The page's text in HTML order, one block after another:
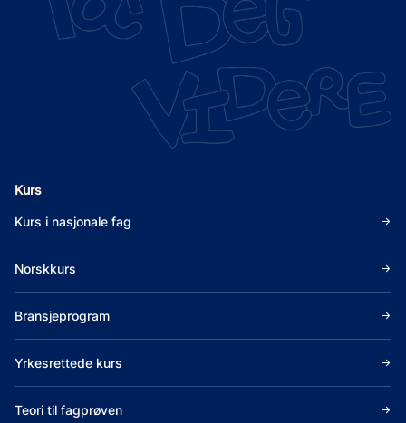
Kurs
Kurs i nasjonale fag
Norskkurs
Bransjeprogram
Yrkesrettede kurs
Teori til fagprøven